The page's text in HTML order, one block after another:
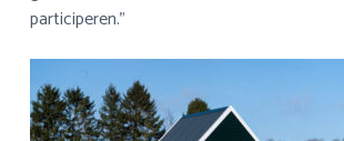
participeren.”